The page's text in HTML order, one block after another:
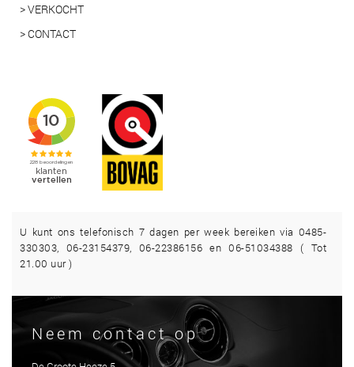
> VERKOCHT
> CONTACT
U kunt ons telefonisch 7 dagen per week bereiken via 0485-
330303, 06-23154379, 06-22386156 en 06-51034388 ( Tot
21.00 uur )
Neem contact op